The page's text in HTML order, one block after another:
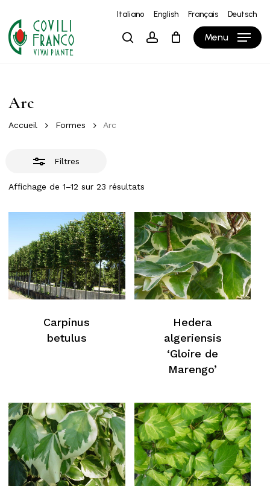
main
content
Italiano English Français Deutsch
searchaccount Menu
Panier Close
Cart
Arc
Accueil Formes Arc
Filtres
Affichage de 1–12 sur 23 résultats
Close
Filters
Carpinus
betulus
Hedera
algeriensis
‘Gloire de
Marengo’